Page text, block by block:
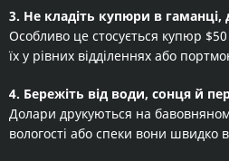
3. Не кладіть купюри в
Особливо це стосується купюр
їх у рівних відділеннях або
4. Бережіть від води, сонця й
Долари друкуються на
вологості або спеки вони швидко